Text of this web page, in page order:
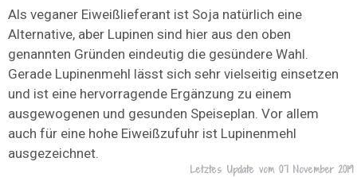
Als veganer Eiweißlieferant ist Soja natürlich eine
Alternative, aber Lupinen sind hier aus den oben
genannten Gründen eindeutig die gesündere Wahl.
Gerade Lupinenmehl lässt sich sehr vielseitig einsetzen
und ist eine hervorragende Ergänzung zu einem
ausgewogenen und gesunden Speiseplan. Vor allem
auch für eine hohe Eiweißzufuhr ist Lupinenmehl
ausgezeichnet.
Letztes Update vom 07 November 2019